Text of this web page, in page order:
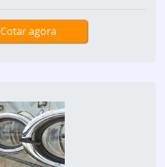
Cotar agora